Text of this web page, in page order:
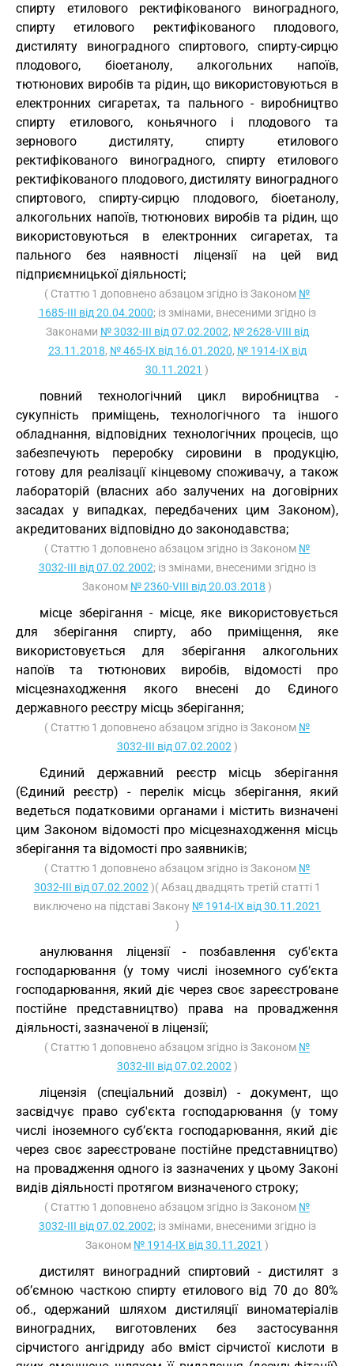
спирту етилового ректифікованого виноградного,
спирту етилового ректифікованого плодового,
дистиляту виноградного спиртового, спирту-сирцю
плодового, біоетанолу, алкогольних напоїв,
тютюнових виробів та рідин, що використовуються в
електронних сигаретах, та пального - виробництво
спирту етилового, коньячного і плодового та
зернового дистиляту, спирту етилового
ректифікованого виноградного, спирту етилового
ректифікованого плодового, дистиляту виноградного
спиртового, спирту-сирцю плодового, біоетанолу,
алкогольних напоїв, тютюнових виробів та рідин, що
використовуються в електронних сигаретах, та
пального без наявності ліцензії на цей вид
підприємницької діяльності;
( Статтю 1 доповнено абзацом згідно із Законом №
1685-III від 20.04.2000; із змінами, внесеними згідно із
Законами № 3032-III від 07.02.2002, № 2628-VIII від
23.11.2018, № 465-IX від 16.01.2020, № 1914-IX від
30.11.2021 )
повний технологічний цикл виробництва -
сукупність приміщень, технологічного та іншого
обладнання, відповідних технологічних процесів, що
забезпечують переробку сировини в продукцію,
готову для реалізації кінцевому споживачу, а також
лабораторій (власних або залучених на договірних
засадах у випадках, передбачених цим Законом),
акредитованих відповідно до законодавства;
( Статтю 1 доповнено абзацом згідно із Законом №
3032-III від 07.02.2002; із змінами, внесеними згідно із
Законом № 2360-VIII від 20.03.2018 )
місце зберігання - місце, яке використовується
для зберігання спирту, або приміщення, яке
використовується для зберігання алкогольних
напоїв та тютюнових виробів, відомості про
місцезнаходження якого внесені до Єдиного
державного реєстру місць зберігання;
( Статтю 1 доповнено абзацом згідно із Законом №
3032-III від 07.02.2002 )
Єдиний державний реєстр місць зберігання
(Єдиний реєстр) - перелік місць зберігання, який
ведеться податковими органами і містить визначені
цим Законом відомості про місцезнаходження місць
зберігання та відомості про заявників;
( Статтю 1 доповнено абзацом згідно із Законом №
3032-III від 07.02.2002 )( Абзац двадцять третій статті 1
виключено на підставі Закону № 1914-IX від 30.11.2021
)
анулювання ліцензії - позбавлення суб'єкта
господарювання (у тому числі іноземного суб’єкта
господарювання, який діє через своє зареєстроване
постійне представництво) права на провадження
діяльності, зазначеної в ліцензії;
( Статтю 1 доповнено абзацом згідно із Законом №
3032-III від 07.02.2002 )
ліцензія (спеціальний дозвіл) - документ, що
засвідчує право суб'єкта господарювання (у тому
числі іноземного суб’єкта господарювання, який діє
через своє зареєстроване постійне представництво)
на провадження одного із зазначених у цьому Законі
видів діяльності протягом визначеного строку;
( Статтю 1 доповнено абзацом згідно із Законом №
3032-III від 07.02.2002; із змінами, внесеними згідно із
Законом № 1914-IX від 30.11.2021 )
дистилят виноградний спиртовий - дистилят з
об’ємною часткою спирту етилового від 70 до 80%
об., одержаний шляхом дистиляції виноматеріалів
виноградних, виготовлених без застосування
сірчистого ангідриду або вміст сірчистої кислоти в